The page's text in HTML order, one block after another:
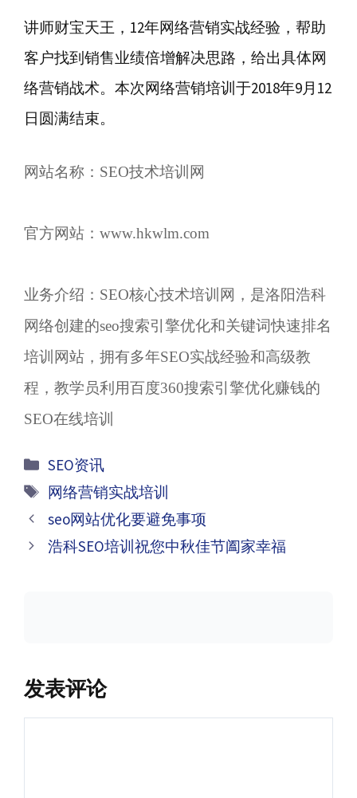
讲师财宝天王，12年网络营销实战经验，帮助
客户找到销售业绩倍增解决思路，给出具体网
络营销战术。本次网络营销培训于2018年9月12
日圆满结束。
网站名称： SEO技术培训网
官方网站：www.hkwlm.com
业务介绍：SEO核心技术培训网，是洛阳浩科
网络创建的seo搜索引擎优化和关键词快速排名
培训网站，拥有多年SEO实战经验和高级教
程，教学员利用百度360搜索引擎优化赚钱的
SEO在线培训
分
类
SEO资讯
标
网络营销实战培训
文
章
seo网站优化要避免事项
浩科SEO培训祝您中秋佳节阖家幸福
发表评论